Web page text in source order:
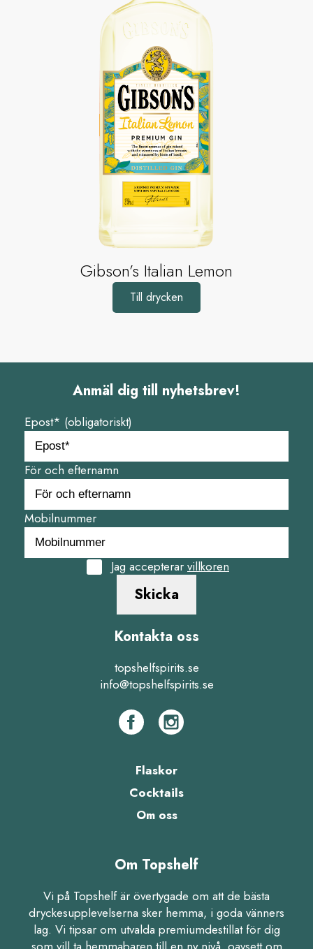
Gibson’s Italian Lemon
Till drycken
Anmäl dig till nyhetsbrev!
Epost* (obligatoriskt)
För och efternamn
Mobilnummer
Jag accepterar villkoren
Skicka
Kontakta oss
topshelfspirits.se
info@topshelfspirits.se
Flaskor
Cocktails
Om oss
Om Topshelf
Vi på Topshelf är övertygade om att de bästa
dryckesupplevelserna sker hemma, i goda vänners
lag. Vi tipsar om utvalda premiumdestillat för dig